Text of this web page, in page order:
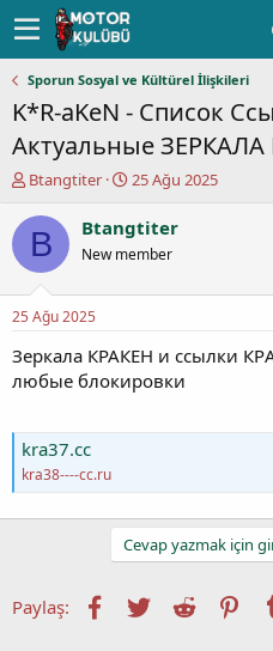
Sporun Sosyal ve Kültürel İlişkileri
K*R-aKeN - Список
Актуальные ЗЕРКАЛА
K
n
u
y
b
a
ş
a
n
Btangtiter
B
ş
l
a
ç
a
25 Ağu 2025
B Btangtiter
New member
25 Ağu 2025
Зеркала КРАКЕН и ссылки
любые блокировки
kra37.cc
kra38----cc.ru
Cevap yazmak için
Paylaş: Facebook
TwitterReddit